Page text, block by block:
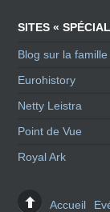
SITES «
Blog sur la
Eurohistory
Netty Leistra
Point de Vue
Royal Ark
Accueil